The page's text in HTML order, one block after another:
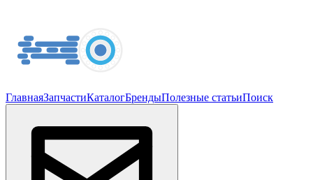
ГлавнаяЗапчастиКаталогБрендыПолезные статьиПоиск